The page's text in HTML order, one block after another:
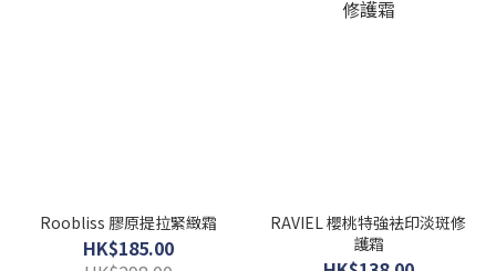
Roobliss 膠原提拉緊緻霜
HK$185.00
RAVIEL 櫻桃特強袪印淡斑修
護霜